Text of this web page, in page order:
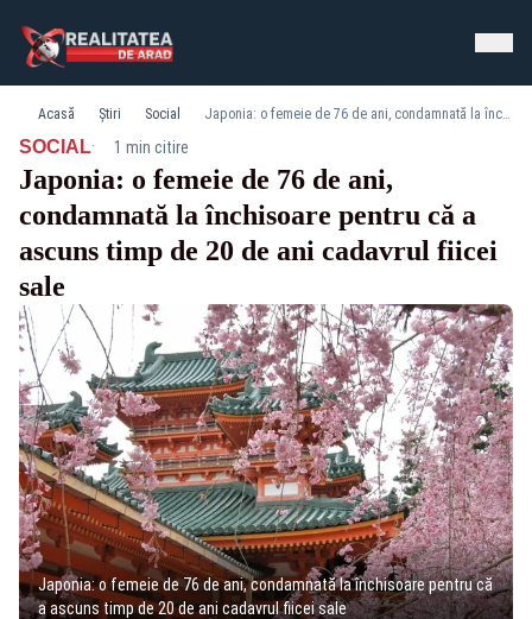
Acasă Știri Social Japonia: o femeie de 76 de ani, condamnată la închisoare pentru că a ascuns timp de 20 de ani cadavrul fiicei sale
SOCIAL· 1 min citire
Japonia: o femeie de 76 de ani,
condamnată la închisoare pentru că a
ascuns timp de 20 de ani cadavrul fiicei
sale
Japonia: o femeie de 76 de ani, condamnată la închisoare pentru că
a ascuns timp de 20 de ani cadavrul fiicei sale